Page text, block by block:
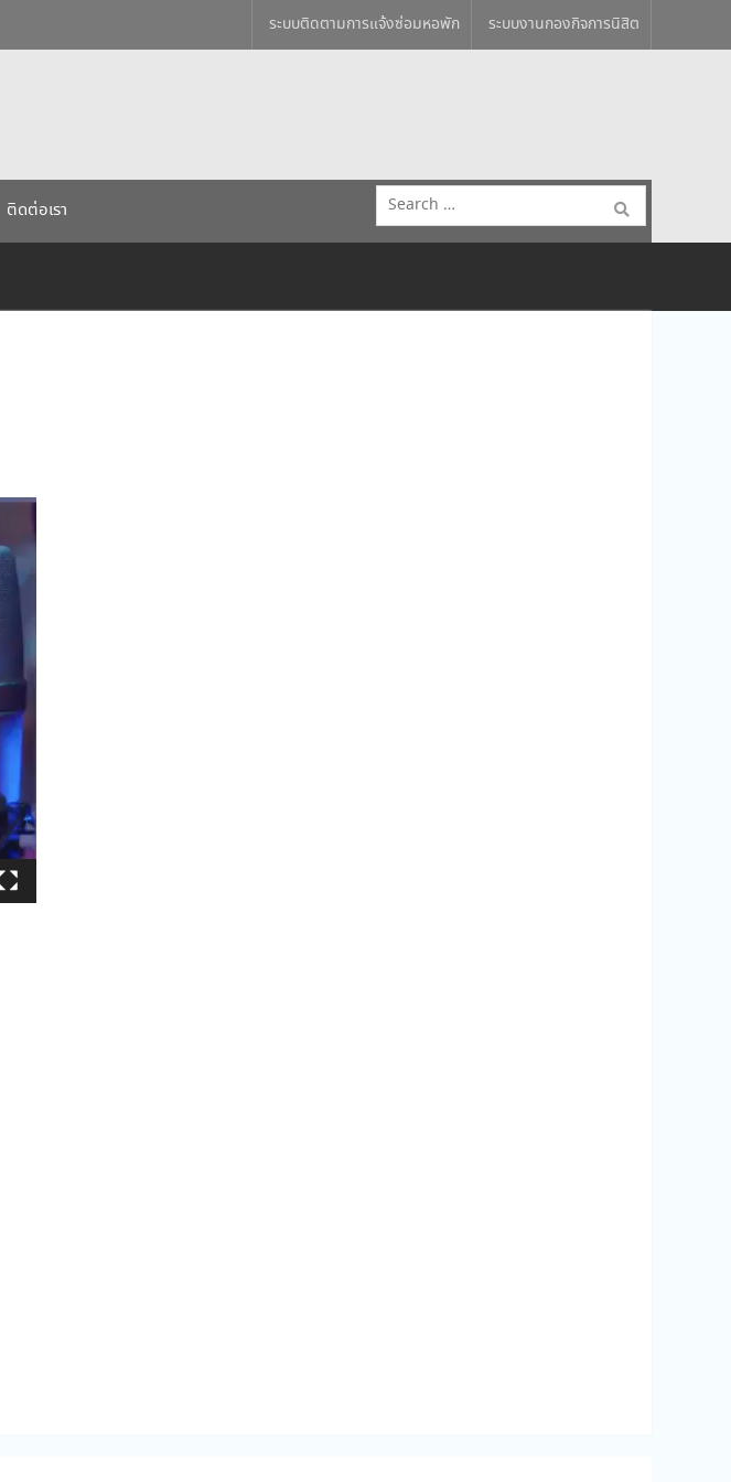
ระบบติดตามการแจ้งซ่อมหอพัก ระบบงานกองกิจการนิสิต
ติดต่อเรา
Search
for: